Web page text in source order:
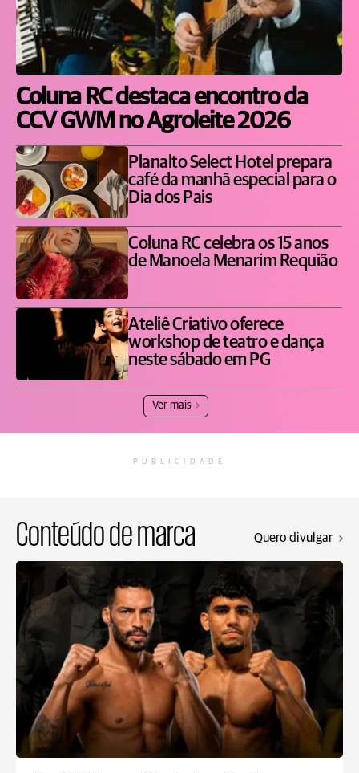
Coluna RC destaca encontro da
CCV GWM no Agroleite 2026
Planalto Select Hotel prepara
café da manhã especial para o
Dia dos Pais
Coluna RC celebra os 15 anos
de Manoela Menarim Requião
Ateliê Criativo oferece
workshop de teatro e dança
neste sábado em PG
Ver mais
PUBLICIDADE
Conteúdo de marca Quero divulgar